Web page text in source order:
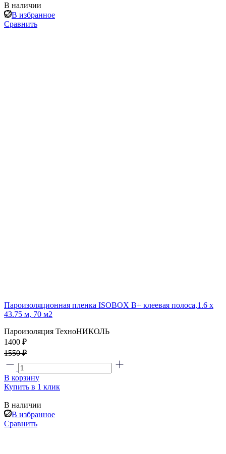
В наличии
В избранное
Сравнить
Пароизоляционная пленка ISOBOX В+ клеевая полоса,1.6 x
43.75 м, 70 м2
Пароизоляция ТехноНИКОЛЬ
1400 ₽
1550 ₽
В корзину
Купить в 1 клик
В наличии
В избранное
Сравнить